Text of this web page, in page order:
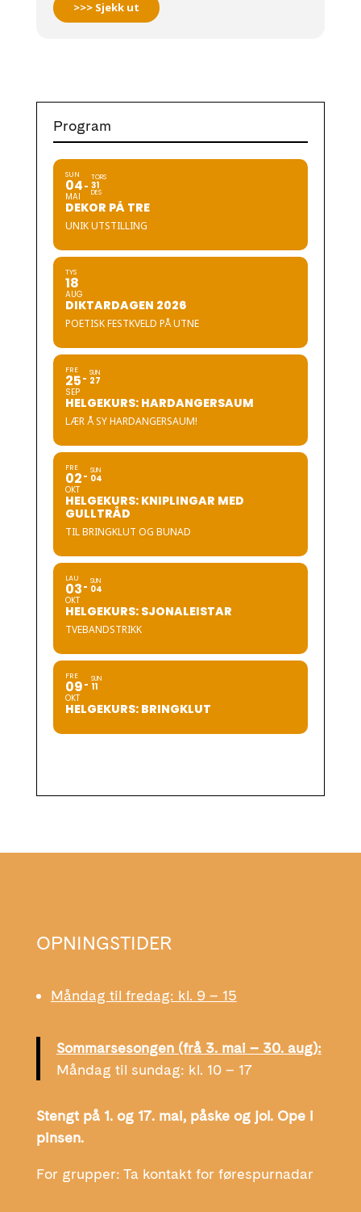
>>> Sjekk ut
Program
SUN
04
MAI
TORS
31
DES
DEKOR PÅ TRE
UNIK UTSTILLING
TYS
18
AUG
DIKTARDAGEN 2026
POETISK FESTKVELD PÅ UTNE
FRE
25
SEP
SUN
27
HELGEKURS: HARDANGERSAUM
LÆR Å SY HARDANGERSAUM!
FRE
02
OKT
SUN
04
HELGEKURS: KNIPLINGAR MED
GULLTRÅD
TIL BRINGKLUT OG BUNAD
LAU
03
OKT
SUN
04
HELGEKURS: SJONALEISTAR
TVEBANDSTRIKK
FRE
09
OKT
SUN
11
HELGEKURS: BRINGKLUT
OPNINGSTIDER
Måndag til fredag: kl. 9 – 15
Sommarsesongen (frå 3. mai – 30. aug):
Måndag til sundag: kl. 10 – 17
Stengt på 1. og 17. mai, påske og jol. Ope i
pinsen.
For grupper: Ta kontakt for førespurnadar